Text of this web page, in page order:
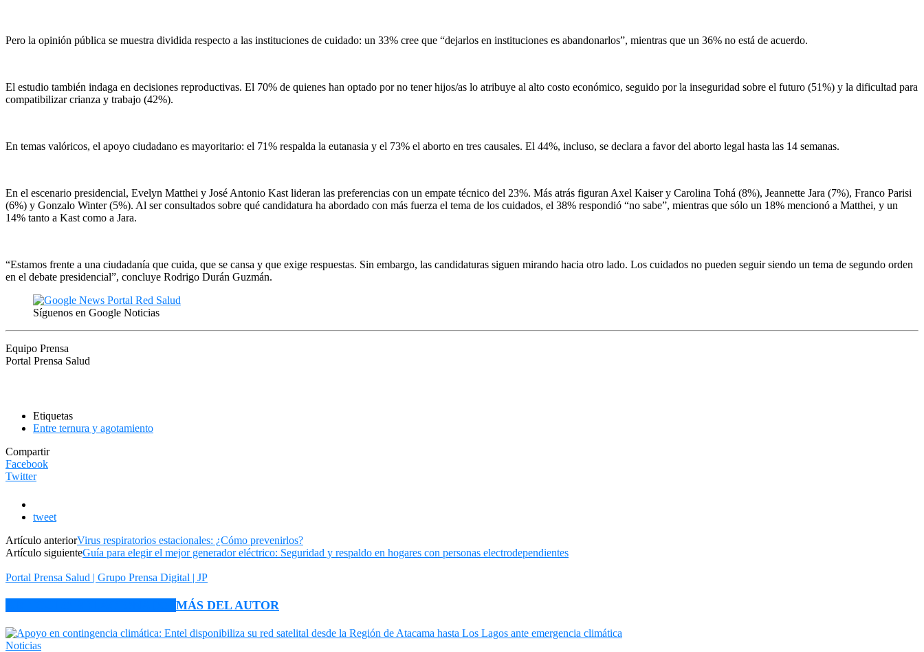
Pero la opinión pública se muestra dividida respecto a las instituciones de cuidado: un 33% cree que “dejarlos en instituciones es abandonarlos”, mientras que un 36% no está de acuerdo.
El estudio también indaga en decisiones reproductivas. El 70% de quienes han optado por no tener hijos/as lo atribuye al alto costo económico, seguido por la inseguridad sobre el futuro (51%) y la dificultad para
compatibilizar crianza y trabajo (42%).
En temas valóricos, el apoyo ciudadano es mayoritario: el 71% respalda la eutanasia y el 73% el aborto en tres causales. El 44%, incluso, se declara a favor del aborto legal hasta las 14 semanas.
En el escenario presidencial, Evelyn Matthei y José Antonio Kast lideran las preferencias con un empate técnico del 23%. Más atrás figuran Axel Kaiser y Carolina Tohá (8%), Jeannette Jara (7%), Franco Parisi
(6%) y Gonzalo Winter (5%). Al ser consultados sobre qué candidatura ha abordado con más fuerza el tema de los cuidados, el 38% respondió “no sabe”, mientras que sólo un 18% mencionó a Matthei, y un
14% tanto a Kast como a Jara.
“Estamos frente a una ciudadanía que cuida, que se cansa y que exige respuestas. Sin embargo, las candidaturas siguen mirando hacia otro lado. Los cuidados no pueden seguir siendo un tema de segundo orden
en el debate presidencial”, concluye Rodrigo Durán Guzmán.
Síguenos en Google Noticias
Equipo Prensa
Portal Prensa Salud
Etiquetas
Entre ternura y agotamiento
Compartir
Facebook
Twitter
tweet
Artículo anteriorVirus respiratorios estacionales: ¿Cómo prevenirlos?
Artículo siguienteGuía para elegir el mejor generador eléctrico: Seguridad y respaldo en hogares con personas electrodependientes
Portal Prensa Salud | Grupo Prensa Digital | JP
MÁS DEL AUTOR
Noticias